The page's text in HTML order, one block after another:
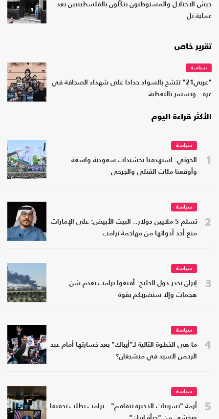
جيش الاحتلال والمستوطنون ينكّلون بالفلسطينيين بعد
عملية تل
تقرير خاص
سياسة
"عربي21" تتشح بالسواد حدادا على شهداء الصحافة في
غزة.. وتستمر بالتغطية
الأكثر قراءة اليوم
1
سياسة
الحوثي: استهدفنا تحشيدات سعودية واسعة
وأوقعنا مئات القتلى والجرحى
2
سياسة
تسلم 5 ملايين دولار.. البيت الأبيض: على الإمارات
منع أحد أدواتها من مهاجمة ترامب
3
سياسة
إيران تحذر دول الخليج: أقنعوا ترامب بعدم شن
هجمات وإلا سنضربكم بقوة
4
سياسة
ما هي الخطوة التالية لـ"أيباك" بعد خسارتها أمام عبد
الرحمن السيد في ميشيغان؟
5
سياسة
أزمة "تسريبات الذخيرة تتفاقم".. ترامب يطلب تحقيقا